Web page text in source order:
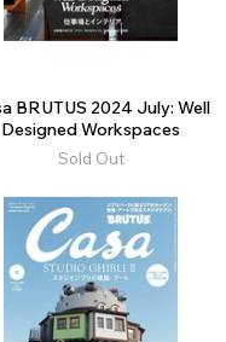
BRUTUS 2024 July: Well
Designed Workspaces
Sold Out